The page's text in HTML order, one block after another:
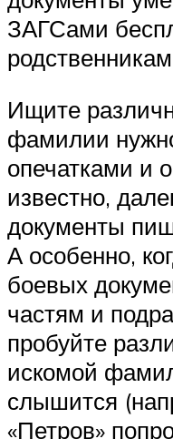
ЗАГСами
Ищите
фамилии
опечатками и
известно,
документы
А особенно,
боевых
частям и
пробуйте
искомой
слышится
«Петров»